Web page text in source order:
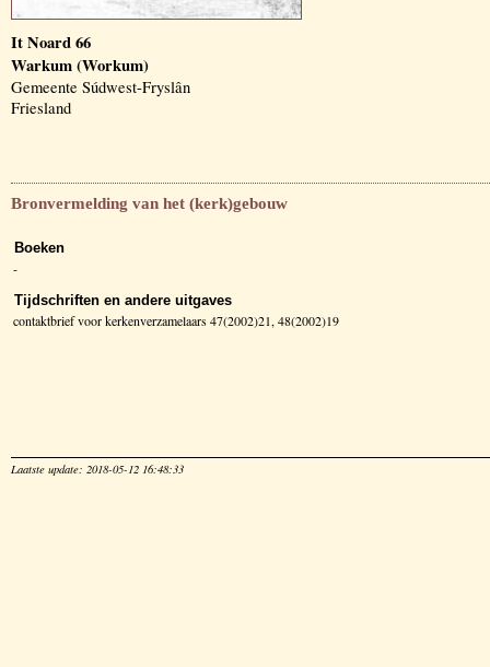
It Noard 66
Warkum (Workum)
Gemeente Súdwest-Fryslân
Friesland
Bronvermelding van het (kerk)gebouw
Boeken
-
Tijdschriften en andere uitgaves
contaktbrief voor kerkenverzamelaars 47(2002)21, 48(2002)19
Laatste update: 2018-05-12 16:48:33